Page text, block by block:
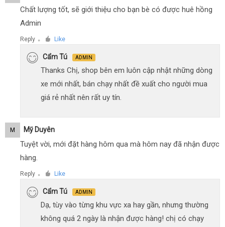
Chất lượng tốt, sẽ giới thiệu cho bạn bè có được huê hồng
Admin
Reply ● Like
Cẩm Tú ADMIN
Thanks Chị, shop bên em luôn cập nhật những dòng
xe mới nhất, bán chạy nhất đề xuất cho người mua
giá rẻ nhất nên rất uy tín.
M Mỹ Duyên
Tuyệt vời, mới đặt hàng hôm qua mà hôm nay đã nhận được
hàng.
Reply ● Like
Cẩm Tú ADMIN
Dạ, tùy vào từng khu vực xa hay gần, nhưng thường
không quá 2 ngày là nhận được hàng! chị có chạy